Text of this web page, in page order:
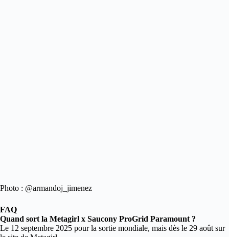
Photo : @armandoj_jimenez
FAQ
Quand sort la Metagirl x Saucony ProGrid Paramount ?
Le 12 septembre 2025 pour la sortie mondiale, mais dès le 29 août sur